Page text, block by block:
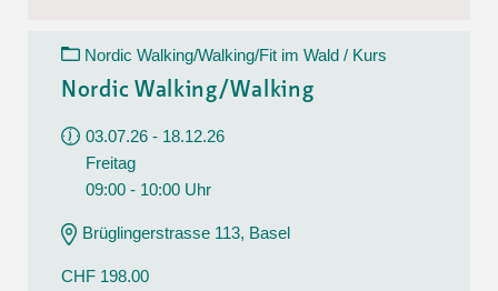
Nordic Walking/Walking/Fit im Wald / Kurs
Nordic Walking/Walking
03.07.26 - 18.12.26
Freitag
09:00 - 10:00 Uhr
Brüglingerstrasse 113, Basel
CHF 198.00